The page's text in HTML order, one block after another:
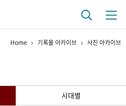
Home 기록물 아카이브 사진 아카이브
시대별